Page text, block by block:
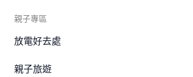
親子專區
放電好去處
親子旅遊